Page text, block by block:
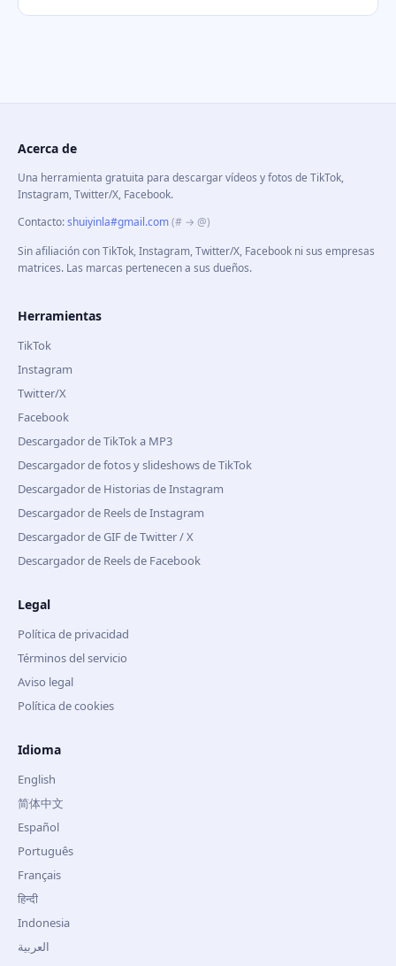
Acerca de
Una herramienta gratuita para descargar vídeos y fotos de TikTok,
Instagram, Twitter/X, Facebook.
Contacto:shuiyinla#gmail.com(# → @)
Sin afiliación con TikTok, Instagram, Twitter/X, Facebook ni sus empresas
matrices. Las marcas pertenecen a sus dueños.
Herramientas
TikTok
Instagram
Twitter/X
Facebook
Descargador de TikTok a MP3
Descargador de fotos y slideshows de TikTok
Descargador de Historias de Instagram
Descargador de Reels de Instagram
Descargador de GIF de Twitter / X
Descargador de Reels de Facebook
Legal
Política de privacidad
Términos del servicio
Aviso legal
Política de cookies
Idioma
English
简体中文
Español
Português
Français
हिन्दी
Indonesia
العربية